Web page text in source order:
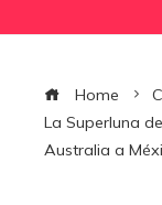
Home
La Superluna
Australia a